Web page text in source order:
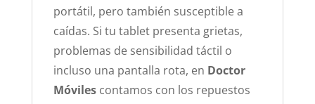
portátil, pero también susceptible a
caídas. Si tu tablet presenta grietas,
problemas de sensibilidad táctil o
incluso una pantalla rota, en Doctor
Móvilescontamos con los repuestos